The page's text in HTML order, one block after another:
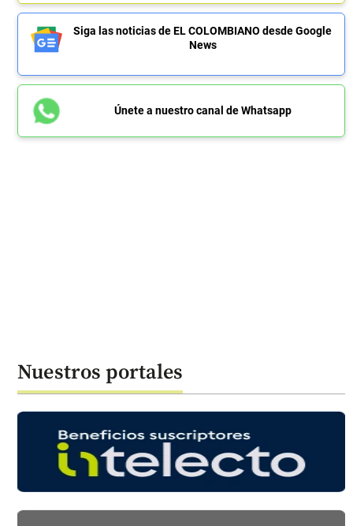
Siga las noticias de EL COLOMBIANO desde Google
News
Únete a nuestro canal de Whatsapp
Nuestros portales